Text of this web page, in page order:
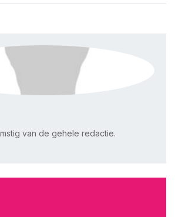
van de gehele redactie.